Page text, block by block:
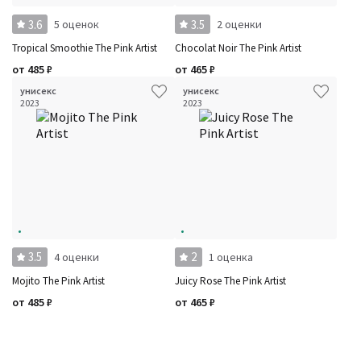
3.6 5 оценок
Tropical Smoothie The Pink Artist
от 485₽
3.5 2 оценки
Chocolat Noir The Pink Artist
от 465₽
унисекс
2023
3.5 4 оценки
Mojito The Pink Artist
от 485₽
унисекс
2023
2 1 оценка
Juicy Rose The Pink Artist
от 465₽